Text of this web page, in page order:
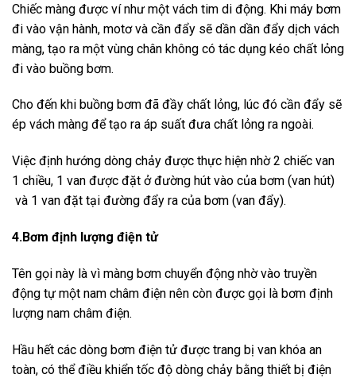
Chiếc màng được ví như một vách tim di động. Khi máy bơm
đi vào vận hành, motơ và cần đẩy sẽ dần dần đẩy dịch vách
màng, tạo ra một vùng chân không có tác dụng kéo chất lỏng
đi vào buồng bơm.
Cho đến khi buồng bơm đã đầy chất lỏng, lúc đó cần đẩy sẽ
ép vách màng để tạo ra áp suất đưa chất lỏng ra ngoài.
Việc định hướng dòng chảy được thực hiện nhờ 2 chiếc van
1 chiều, 1 van được đặt ở đường hút vào của bơm (van hút)
và 1 van đặt tại đường đẩy ra của bơm (van đẩy).
4.Bơm định lượng điện tử
Tên gọi này là vì màng bơm chuyển động nhờ vào truyền
động tự một nam châm điện nên còn được gọi là bơm định
lượng nam châm điện.
Hầu hết các dòng bơm điện tử được trang bị van khóa an
toàn, có thể điều khiển tốc độ dòng chảy bằng thiết bị điện